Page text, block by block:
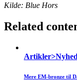
Kilde: Blue Hors
Related
Mere EM-bronze til